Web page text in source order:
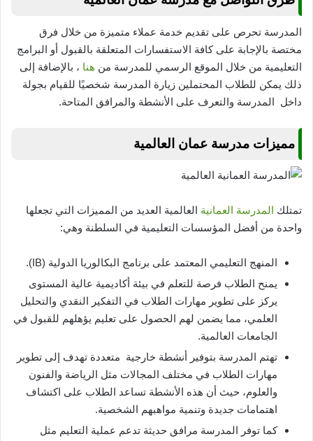
المدرسة تحرص على تقديم خدمة عملاء متميزة من خلال فرق
مختصة بالإجابة على كافة الاستفسارات المتعلقة بالقبول أو البرامج
التعليمية من خلال الموقع الرسمي للمدرسة من هنا ، بالإضافة إلى
ذلك يمكن للطلاب المحتملين زيارة المدرسة شخصيًا للقيام بجولة
داخل المدرسة والتعرف على الأنشطة والمرافق المتاحة.
مميزات مدرسة عمان العالمية
تمتلك المدرسة العمانية العالمية العديد من المميزات التي تجعلها
واحدة من أفضل المؤسسات التعليمية في السلطنة وهي:
المنهج التعليمي المعتمد على برنامج البكالوريا الدولية (IB).
يمنح الطلاب فرصة للتعلم في بيئة أكاديمية عالية المستوى
يركز على تطوير مهارات الطلاب في التفكير النقدي والتحليل
العلمي، مما يضمن لهم الحصول على تعليم يؤهلهم للقبول في
الجامعات العالمية.
تهتم المدرسة بتوفير أنشطة خارجية متعددة تهدف إلى تطوير
مهارات الطلاب في مختلف المجالات مثل الرياضة والفنون
والعلوم، حيث أن هذه الأنشطة تساعد الطلاب على اكتشاف
اهتمامات جديدة وتنمية مواهبهم الشخصية.
كما توفر المدرسة مرافق حديثة تدعم عملية التعليم مثل